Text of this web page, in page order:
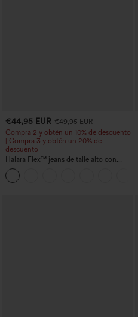
€44,95 EUR €49,95 EUR
Compra 2 y obtén un 10% de descuento
| Compra 3 y obtén un 20% de
descuento
Halara Flex™ jeans de talle alto con
bolsillos, dobladillo enrollado, pierna
ancha y efecto lavado, estilo casual